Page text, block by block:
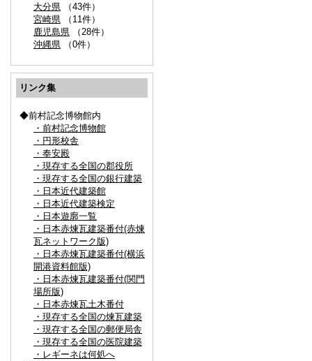
大分県 （43件）
宮崎県 （11件）
鹿児島県 （28件）
沖縄県 （0件）
リンク集
◆前村記念博物館内
・前村記念博物館
・円形校舎
・奉安殿
・現存する全国の郡役所
・現存する全国の銀行建築
・日本近代建築館
・日本近代建築検定
・日本遊廓一覧
・日本赤煉瓦建築番付(赤煉
瓦ネットワーク版)
・日本赤煉瓦建築番付(横浜
開港資料館版)
・日本赤煉瓦建築番付(関門
場所版)
・日本赤煉瓦土木番付
・現存する全国の煉瓦建築
・現存する全国の郵便局舎
・現存する全国の医院建築
・レギーネは何処へ